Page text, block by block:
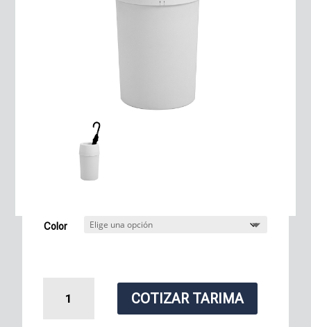
Color
Porta
COTIZAR TARIMA